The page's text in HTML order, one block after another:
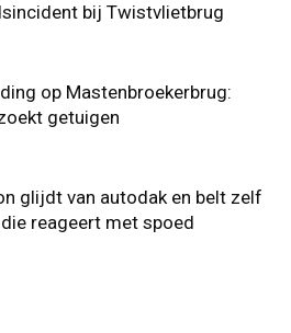
bij Twistvlietbrug
op Mastenbroekerbrug:
getuigen
glijdt van autodak en belt zelf
reageert met spoed